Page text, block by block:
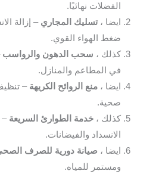
الفضلات نهائيًا.
ايضا ،
تسليك المجاري– إزالة
ضغط الهواء القوي.
كذلك ،سحب الدهون والرواسب–
في المطاعم والمنازل.
ايضا ،
منع الروائح الكريهة– تنظيف
صحية.
كذلك ،خدمة الطوارئ السريعة–
الانسداد والفيضانات.
ايضا ،
صيانة دورية للصرف الصحي–
ومستمر للمياه.